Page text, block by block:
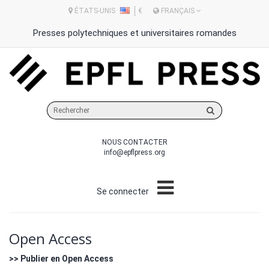
ÉTATS-UNIS € FRANÇAIS
Presses polytechniques et universitaires romandes
sur
site
NOUS CONTACTER
info@epflpress.org
Se connecter
Open Access
>> Publier en Open Access